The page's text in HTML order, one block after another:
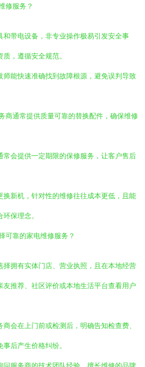
修服务？
和带电设备，非专业操作极易引发安全事
，遵循安全规范。
师能快速准确找到故障根源，避免误判导致
商通常提供质量可靠的替换配件，确保维修
常会提供一定期限的保修服务，让客户售后
换新机，针对性的维修往往成本更低，且能
保理念。
可靠的家电维修服务？
择拥有实体门店、营业执照，且在本地经营
友推荐、社区评价或本地生活平台查看用户
商会在上门前或检测后，明确告知检查费、
后产生价格纠纷。